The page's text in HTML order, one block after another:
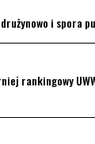
i spora
rankingowy